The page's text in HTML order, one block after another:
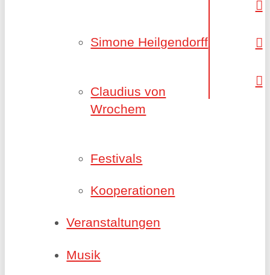
Simone Heilgendorff
Claudius von
Wrochem
Festivals
Kooperationen
Veranstaltungen
Musik